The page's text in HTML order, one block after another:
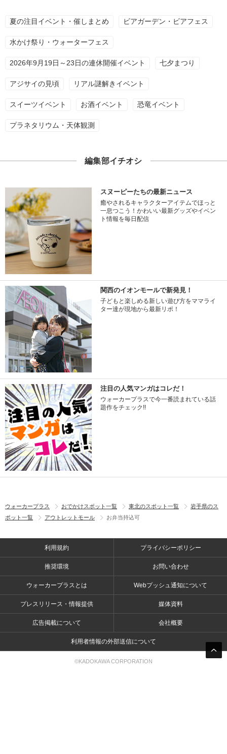
夏の注目イベント・催しまとめ ビアガーデン・ビアフェス
水かけ祭り・ウォーターフェス
2026年9月19日～23日の連休開催イベント 七夕まつり
アジサイの見頃 リアル謎解きイベント
スイーツイベント お酒イベント 恐竜イベント
プラネタリウム・天体観測
編集部イチオシ
スヌーピーたちの最新ニュース
癒やされるキャラクターアイテムでほっと
一息つこう！かわいい最新グッズやイベン
ト情報を毎日配信
関西のイオンモールで新発見！
子どもと楽しめる新しい遊び方をママライ
ター達が現地から最新リポ！
注目の人気マンガはコレだ！
ウォーカープラスで今一番読まれている話
題作をチェック!!
ウォーカープラス おでかけスポット一覧 東北のスポット一覧
岩手県のス
ポット一覧
アウトレットモール お弁当持込可
利用規約 プライバシーポリシー
推奨環境 お問い合わせ
ウォーカープラスとは Webプッシュ通知について
プレスリリース・情報提供 媒体資料
広告掲載について 会社概要
利用者情報の外部送信について
©KADOKAWA CORPORATION